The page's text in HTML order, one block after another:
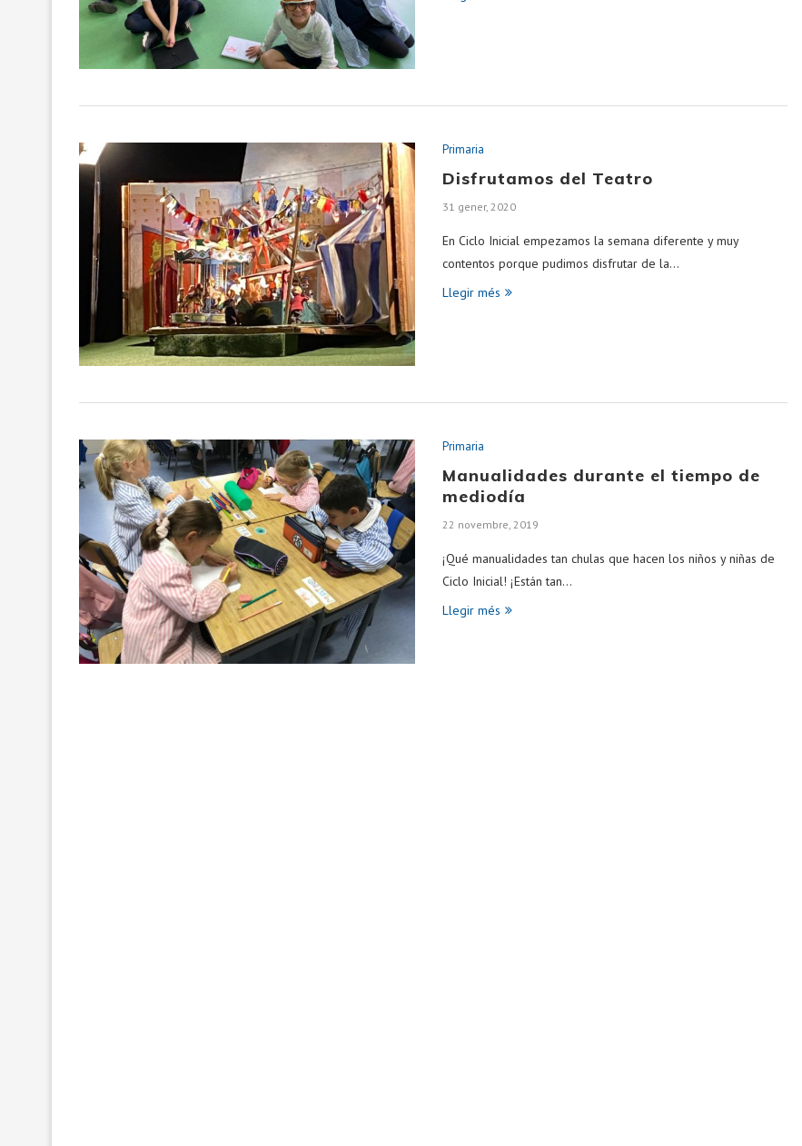
Primaria
Disfrutamos del Teatro
31 gener, 2020
En Ciclo Inicial empezamos la semana diferente y muy
contentos porque pudimos disfrutar de la…
Llegir més
Primaria
Manualidades durante el tiempo de
mediodía
22 novembre, 2019
¡Qué manualidades tan chulas que hacen los niños y niñas de
Ciclo Inicial! ¡Están tan…
Llegir més